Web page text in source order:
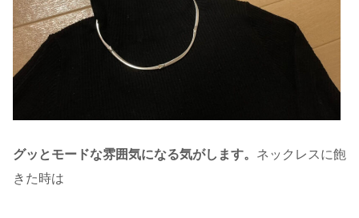
グッとモードな雰囲気になる気がします。 ネックレスに飽
きた時は